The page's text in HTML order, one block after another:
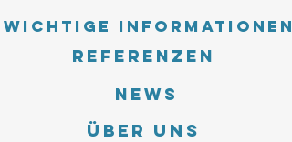
Wichtige Informationen
Referenzen
News
Über uns